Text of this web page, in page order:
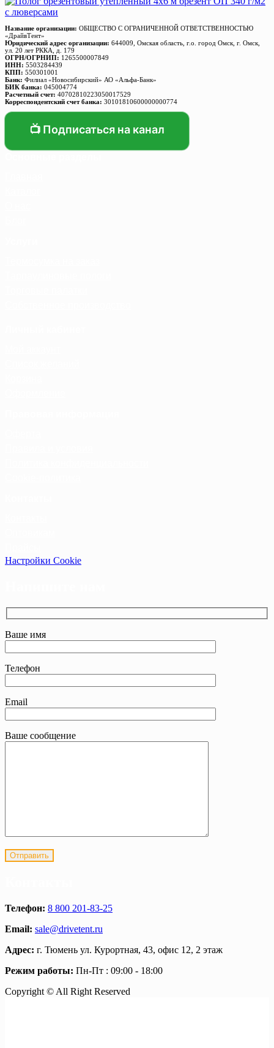
Название организации: ОБЩЕСТВО С ОГРАНИЧЕННОЙ ОТВЕТСТВЕННОСТЬЮ
«ДрайвТент»
Юридический адрес организации: 644009, Омская область, г.о. город Омск, г. Омск,
ул. 20 лет РККА, д. 179
ОГРН/ОГРНИП: 1265500007849
ИНН: 5503284439
КПП: 550301001
Банк: Филиал «Новосибирский» АО «Альфа-Банк»
БИК банка: 045004774
Расчетный счет: 40702810223050017529
Корреспондентский счет банка: 30101810600000000774
📺 Подписаться на канал
Настройки Cookie
Ваше имя
Телефон
Email
Ваше сообщение
Телефон: 8 800 201-83-25
Email: sale@drivetent.ru
Адрес: г. Тюмень ул. Курортная, 43, офис 12, 2 этаж
Режим работы: Пн-Пт : 09:00 - 18:00
Copyright © All Right Reserved